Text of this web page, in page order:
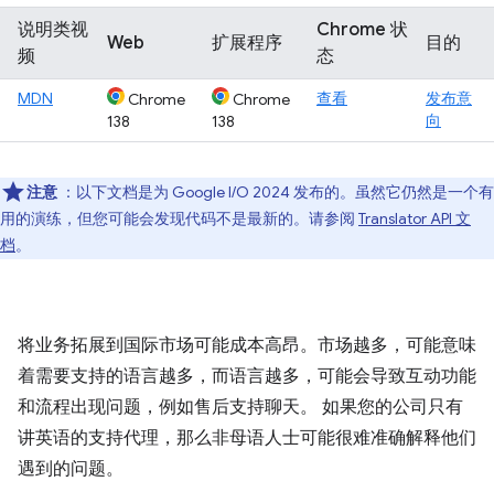
说明类视
频
Web 扩展程序
Chrome 状
态
目的
MDN
Chrome
138
Chrome
138
查看
发布意
向
注意 ：以下文档是为 Google I / O 2024 发布的。虽然它仍然是一个有
用的演练，但您可能会发现代码不是最新的。请参阅 Translator API 文
档。
将业务拓展到国际市场可能成本高昂。市场越多，可能意味
着需要支持的语言越多，而语言越多，可能会导致互动功能
和流程出现问题，例如售后支持聊天。 如果您的公司只有
讲英语的支持代理，那么非母语人士可能很难准确解释他们
遇到的问题。